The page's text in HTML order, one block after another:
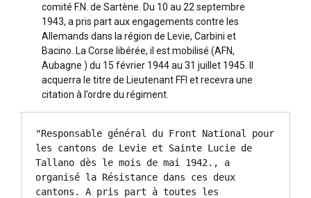
comité F.N. de Sartène. Du 10 au 22 septembre
1943, a pris part aux engagements contre les
Allemands dans la région de Levie, Carbini et
Bacino. La Corse libérée, il est mobilisé (AFN,
Aubagne ) du 15 février 1944 au 31 juillet 1945. Il
acquerra le titre de Lieutenant FFI et recevra une
citation à l’ordre du régiment.
"Responsable général du Front National pour
les cantons de Levie et Sainte Lucie de
Tallano dès le mois de mai 1942., a
organisé la Résistance dans ces deux
cantons. A pris part à toutes les